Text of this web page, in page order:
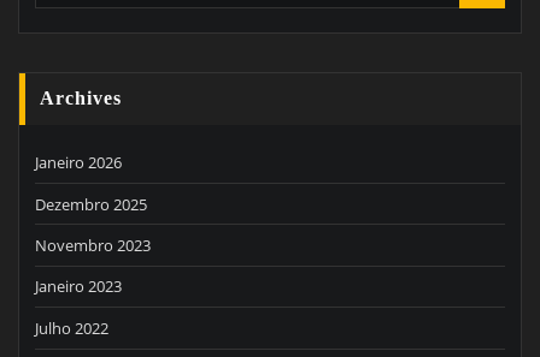
Archives
Janeiro 2026
Dezembro 2025
Novembro 2023
Janeiro 2023
Julho 2022